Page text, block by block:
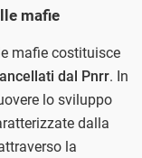
mafie
mafie costituisce
dal Pnrr. In
lo sviluppo
dalla
la